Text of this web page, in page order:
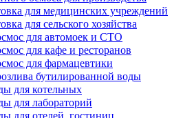
для медицинских учреждений
для сельского хозяйства
для автомоек и СТО
для кафе и ресторанов
для фармацевтики
бутилированной воды
для котельных
для лабораторий